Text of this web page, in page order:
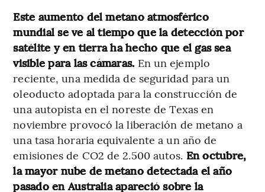
Este aumento del metano atmosférico
mundial se ve al tiempo que la detección por
satélite y en tierra ha hecho que el gas sea
visible para las cámaras. En un ejemplo
reciente, una medida de seguridad para un
oleoducto adoptada para la construcción de
una autopista en el noreste de Texas en
noviembre provocó la liberación de metano a
una tasa horaria equivalente a un año de
emisiones de CO2 de 2.500 autos. En octubre,
la mayor nube de metano detectada el año
pasado en Australia apareció sobre la